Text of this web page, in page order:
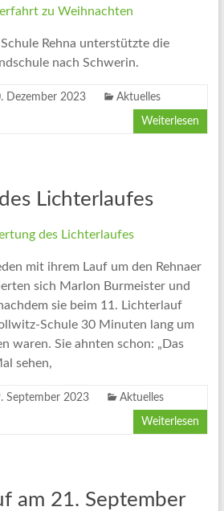
Rehna unterstützte die
nach Schwerin.
Dezember 2023 Aktuelles
Weiterlesen
Lichterlaufes
mit ihrem Lauf um den Rehnaer
sich Marlon Burmeister und
sie beim 11. Lichterlauf
Schule 30 Minuten lang um
waren. Sie ahnten schon: „Das
sehen,
September 2023 Aktuelles
Weiterlesen
am 21. September